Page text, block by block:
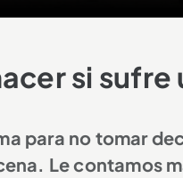
si sufre
para no tomar
Le contamos